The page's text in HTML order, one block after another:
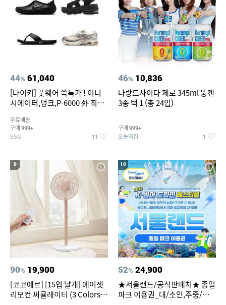
44% 61,040
[나이키] 풋웨어 쓱특가 ! 이니
시에이터,덩크,P-6000 外 최대
무료배송
구매 999+
SSG 11
46% 10,836
나랑드사이다 제로 345ml 뚱캔
3종 택 1 (총 24입)
구매 999+
오늘의집 1
9
90% 19,900
[코코에르] [15엽 날개] 에어젯
리모컨 써큘레이터 (3 Colors
10
52% 24,900
★서울랜드/공식판매처★ 종일
파크 이용권_대/소인,주중/주